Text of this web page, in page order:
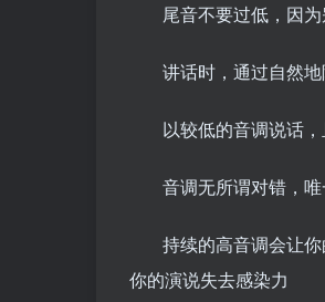
尾音不要过低，因
讲话时，通过自然
以较低的音调说话
音调无所谓对错，
持续的高音调会让
你的演说失去感染力